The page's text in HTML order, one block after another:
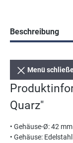
Beschreibung
Menü
Quarz"
• Gehäuse-Ø: 42 mm
• Gehäuse: Edelstahl